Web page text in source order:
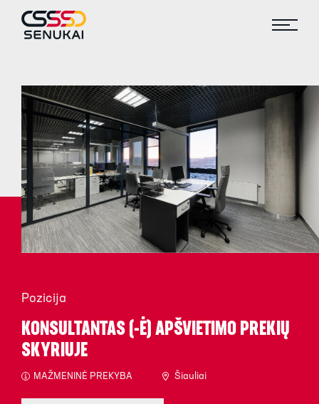
Pozicija
KONSULTANTAS (-Ė) APŠVIETIMO PREKIŲ
SKYRIUJE
MAŽMENINĖ PREKYBA Šiauliai